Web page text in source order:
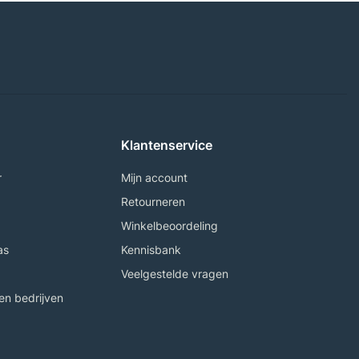
bedrijven
Klantenservice
Mijn account
Retourneren
Winkelbeoordeling
Kennisbank
Veelgestelde vragen